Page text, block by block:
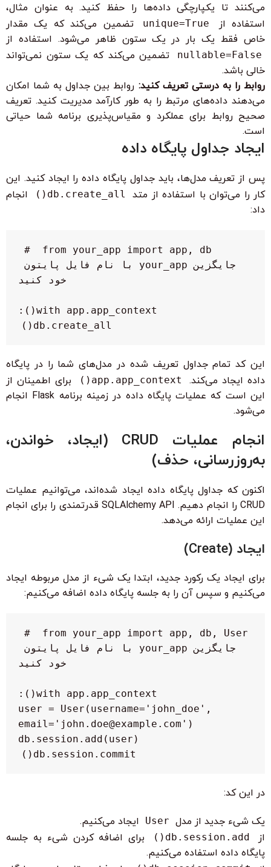
می‌کنند تا یکپارچگی داده‌ها را حفظ کنید. به عنوان مثال،
استفاده از
unique=True
تضمین می‌کند که یک مقدار
خاص فقط یک بار در یک ستون ظاهر می‌شود. استفاده از
nullable=False
تضمین می‌کند که یک ستون نمی‌تواند
خالی باشد.
روابط را به درستی تعریف کنید: روابط بین جداول به شما امکان
می‌دهند داده‌های مرتبط را به طور کارآمد مدیریت کنید. تعریف
صحیح روابط برای عملکرد و مقیاس‌پذیری برنامه شما حیاتی
است.
ایجاد جداول پایگاه داده
پس از تعریف مدل‌ها، باید جداول پایگاه داده را ایجاد کنید. این
کار را می‌توان با استفاده از متد
db.create_all()
انجام
داد:
این کد تمام جداول تعریف شده در مدل‌های شما را در پایگاه
داده ایجاد می‌کند.
app.app_context()
برای اطمینان از
این است که عملیات پایگاه داده در زمینه برنامه Flask انجام
می‌شود.
انجام عملیات CRUD (ایجاد، خواندن،
به‌روزرسانی، حذف)
اکنون که جداول پایگاه داده ایجاد شده‌اند، می‌توانیم عملیات
CRUD را انجام دهیم. SQLAlchemy API قدرتمندی را برای انجام
این عملیات ارائه می‌دهد.
ایجاد (Create)
برای ایجاد یک رکورد جدید، ابتدا یک شیء از مدل مربوطه ایجاد
می‌کنیم و سپس آن را به جلسه پایگاه داده اضافه می‌کنیم:
    user = User(username='john_doe',
در این کد:
یک شیء جدید از مدل User
ایجاد می‌کنیم.
از
db.session.add()
برای اضافه کردن شیء به جلسه
پایگاه داده استفاده می‌کنیم.